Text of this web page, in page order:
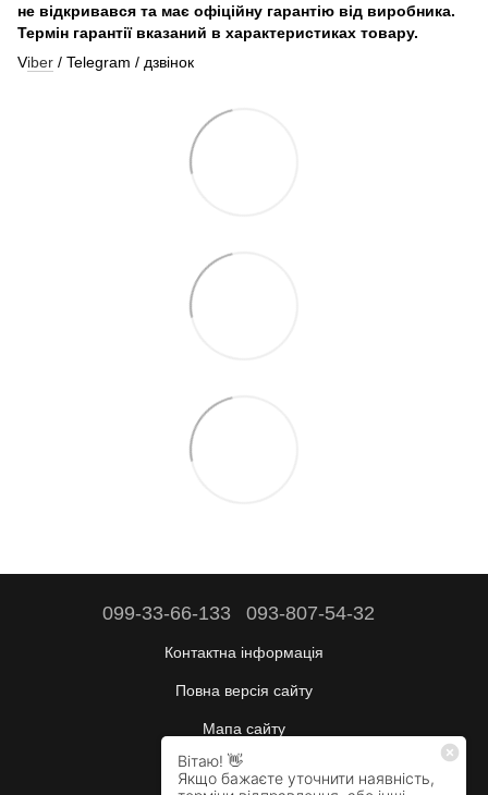
не відкривався та має офіційну гарантію від виробника.
Термін гарантії вказаний в характеристиках товару.
Viber / Telegram / дзвінок
099-33-66-133 093-807-54-32
Контактна інформація
Повна версія сайту
Мапа сайту
Будні: 10:00–17:00